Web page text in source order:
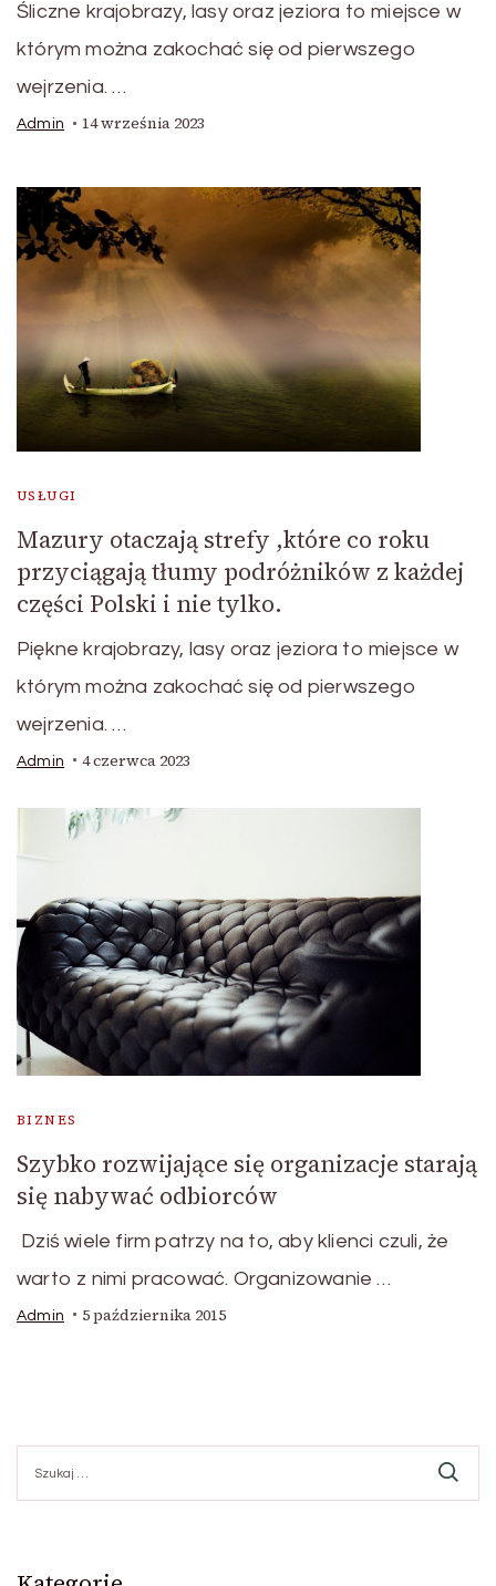
Śliczne krajobrazy, lasy oraz jeziora to miejsce w
którym można zakochać się od pierwszego
wejrzenia. …
Admin 14 września 2023
USŁUGI
Mazury otaczają strefy ,które co roku
przyciągają tłumy podróżników z każdej
części Polski i nie tylko.
Piękne krajobrazy, lasy oraz jeziora to miejsce w
którym można zakochać się od pierwszego
wejrzenia. …
Admin 4 czerwca 2023
BIZNES
Szybko rozwijające się organizacje starają
się nabywać odbiorców
Dziś wiele firm patrzy na to, aby klienci czuli, że
warto z nimi pracować. Organizowanie …
Admin 5 października 2015